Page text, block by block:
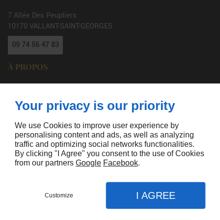
7 Allée Des Peupliers
10170 VALLANT-SAINT-GEORGES
09 74 56 47 83
À PROPOS
SUIVEZ-NOUS
Agence de Communication Linkeo
CONTACTEZ-NOUS
Your privacy is our priority
We use Cookies to improve user experience by
personalising content and ads, as well as analyzing
traffic and optimizing social networks functionalities.
By clicking "I Agree" you consent to the use of Cookies
from our partners Google Facebook.
Customize I AGREE